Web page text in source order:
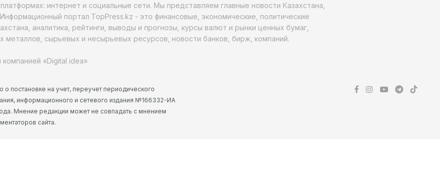
интернет и социальные сети. Мы представляем главные новости Казахстана,
портал TopPress.kz - это финансовые, экономические, политические
аналитика, рейтинги, выводы и прогнозы, курсы валют и рынки ценных бумаг,
металлов, сырьевых и несырьевых ресурсов, новости банков, бирж, компаний.
компанией «Digital idea»
о постановке на учет, переучет периодического
информационного и сетевого издания №166332-ИА
Мнение редакции может не совпадать с мнением
сайта.